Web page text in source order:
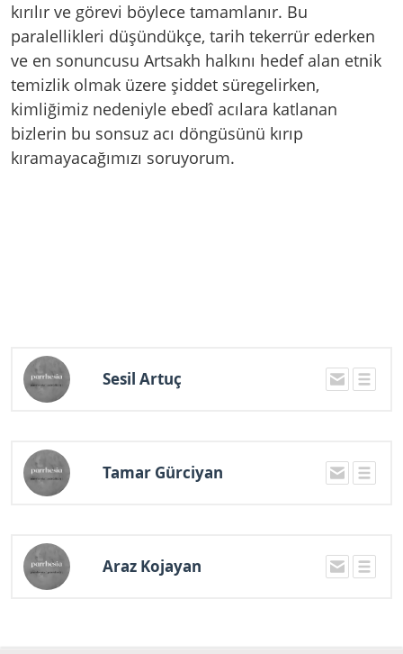
kırılır ve görevi böylece tamamlanır. Bu
paralellikleri düşündükçe, tarih tekerrür ederken
ve en sonuncusu Artsakh halkını hedef alan etnik
temizlik olmak üzere şiddet süregelirken,
kimliğimiz nedeniyle ebedî acılara katlanan
bizlerin bu sonsuz acı döngüsünü kırıp
kıramayacağımızı soruyorum.
Sesil Artuç
Tamar Gürciyan
Araz Kojayan